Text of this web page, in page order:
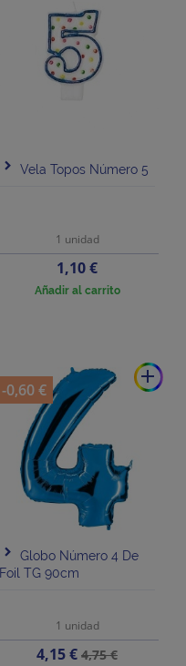
Vela Topos Número 5
1 unidad
Precio
1,10 €
Añadir al carrito
add
Globo Número 4 De
Foil TG 90cm
1 unidad
Precio
4,15 €Precio
4,75 €
-0,60 €